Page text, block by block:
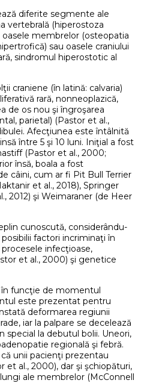
diferite segmente ale
vertebrală (hiperostoza
membrelor (osteopatia
sau oasele craniului
sindromul hiperostotic al
craniene (în latină: calvaria)
rară, nonneoplazică,
de os nou şi îngroşarea
parietal) (Pastor et al.,
Afecţiunea este întâlnită
între 5 şi 10 luni. Iniţial a fost
(Pastor et al., 2000;
însă, boala a fost
câini, cum ar fi Pit Bull Terrier
et al., 2018), Springer
2012) şi Weimaraner (de Heer
cunoscută, considerându-
factori incriminaţi în
infecţioase,
et al., 2000) şi genetice
în funcţie de momentul
este prezentat pentru
deformarea regiunii
iar la palpare se decelează
special la debutul bolii. Uneori,
regională şi febră.
unii pacienţi prezentau
et al., 2000), dar şi şchiopături,
ale membrelor (McConnell